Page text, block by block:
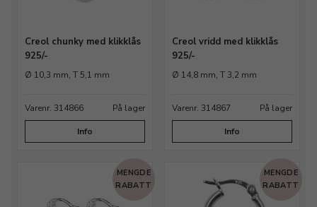
Creol chunky med klikklås
925/-
Ø 10,3 mm, T 5,1 mm
Varenr. 314866 På lager
Info
Creol vridd med klikklås
925/-
Ø 14,8 mm, T 3,2 mm
Varenr. 314867 På lager
Info
MENGDE
RABATT
MENGDE
RABATT